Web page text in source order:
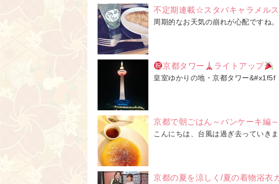
不定期連載☆スタバキャラメル
周期的なお天気の崩れが心配ですね
京都タワー ライトアップ
皇室ゆかりの地・京都タワー&#x1f5f
京都で朝ごはん～パンケーキ編～
こんにちは、台風は過ぎ去っていき
京都の夏を涼しく/夏の着物浴衣